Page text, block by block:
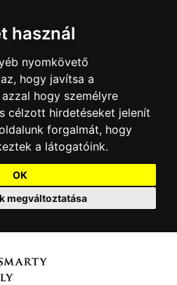
használ
nyomkövető
hogy javítsa a
hogy személyre
célzott hirdetéseket jelenít
forgalmát, hogy
a látogatóink.
OK
megváltoztatása